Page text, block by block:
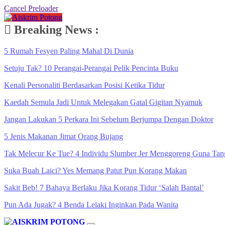
Cancel Preloader
Breaking News :
5 Rumah Fesyen Paling Mahal Di Dunia
Setuju Tak? 10 Perangai-Perangai Pelik Pencinta Buku
Kenali Personaliti Berdasarkan Posisi Ketika Tidur
Kaedah Semula Jadi Untuk Melegakan Gatal Gigitan Nyamuk
Jangan Lakukan 5 Perkara Ini Sebelum Berjumpa Dengan Doktor
5 Jenis Makanan Jimat Orang Bujang
Tak Melecur Ke Tue? 4 Individu Slumber Jer Menggoreng Guna
Suka Buah Laici? Yes Memang Patut Pun Korang Makan
Sakit Beb! 7 Bahaya Berlaku Jika Korang Tidur ‘Salah Bantal’
Pun Ada Jugak? 4 Benda Lelaki Inginkan Pada Wanita